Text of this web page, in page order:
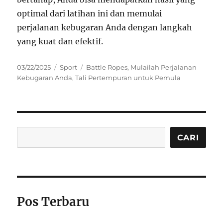
optimal dari latihan ini dan memulai
perjalanan kebugaran Anda dengan langkah
yang kuat dan efektif.
Posted
on
03/22/2025 Categories
Sport Tags
Battle Ropes, Mulailah Perjalanan
Kebugaran Anda,Tali Pertempuran untuk Pemula
CARI
Pos Terbaru